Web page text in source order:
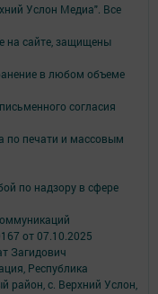
Услон Медиа". Все
сайте, защищены
в любом объеме
согласия
по печати и массовым
по надзору в сфере
от 07.10.2025
Загидович
Республика
район, с. Верхний Услон,